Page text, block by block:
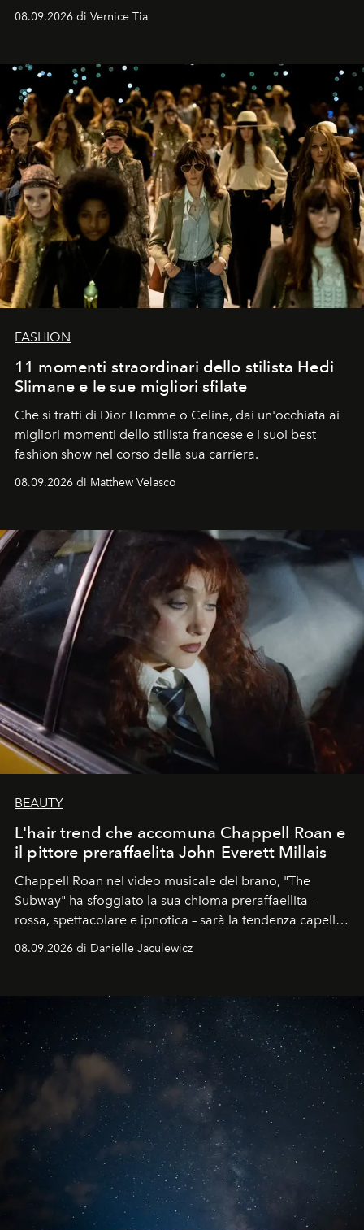
08.09.2026 di Vernice Tia
FASHION
11 momenti straordinari dello stilista Hedi
Slimane e le sue migliori sfilate
Che si tratti di Dior Homme o Celine, dai un'occhiata ai
migliori momenti dello stilista francese e i suoi best
fashion show nel corso della sua carriera.
08.09.2026 di Matthew Velasco
BEAUTY
L'hair trend che accomuna Chappell Roan e
il pittore preraffaelita John Everett Millais
Chappell Roan nel video musicale del brano, "The
Subway" ha sfoggiato la sua chioma preraffaellita –
rossa, spettacolare e ipnotica – sarà la tendenza capelli
08.09.2026 di Danielle Jaculewicz